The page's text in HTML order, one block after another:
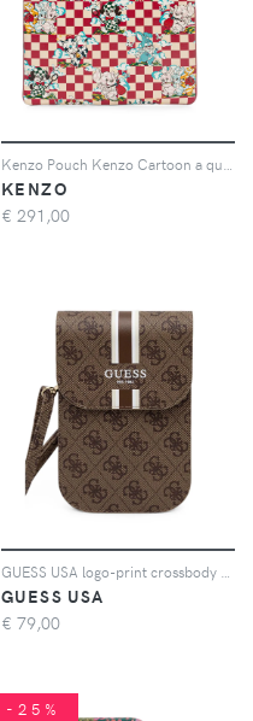
KENZO
€ 291,00
GUESS USA
€ 79,00
-25%